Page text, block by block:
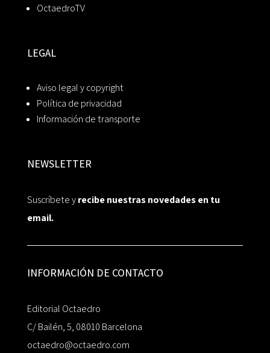
OctaedroTV
LEGAL
Aviso legal y copyright
Política de privacidad
Información de transporte
NEWSLETTER
Suscríbete yrecibe nuestras novedades en tu
email.
INFORMACIÓN DE CONTACTO
Editorial Octaedro
C/ Bailén, 5, 08010 Barcelona
octaedro@octaedro.com